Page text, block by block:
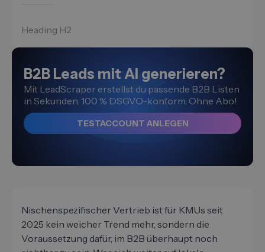
Heading H2
B2B Leads mit AI generieren?
Mit LeadScraper erstellst du passende B2B Listen
in Sekunden. 100 % DSGVO-konform. Ohne Abo!
TESTACCOUNT ANLEGEN
Nischenspezifischer Vertrieb ist für KMUs seit
2025 kein weicher Trend mehr, sondern die
Voraussetzung dafür, im B2B überhaupt noch